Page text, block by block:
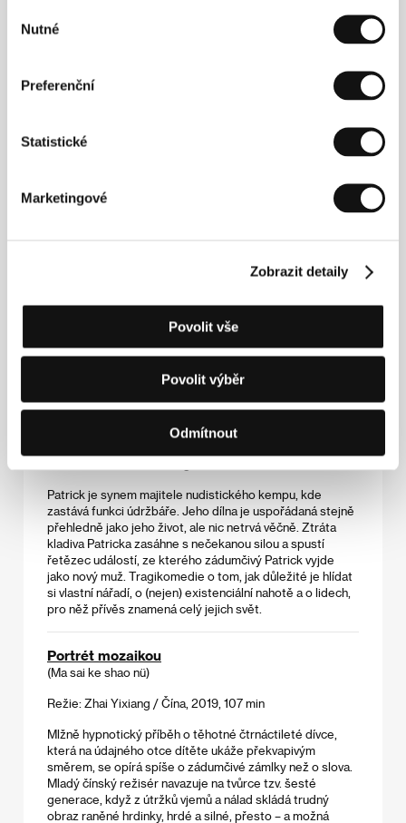
souhlasu
Nutné
Preferenční
Statistické
Marketingové
Zobrazit detaily
Povolit vše
Povolit výběr
Odmítnout
okolí je dobrá jen na to, aby dala slevu na květiny či rakev.
Jednoho dne ale do márnice doputuje tělo, které nepatří
Mysteriózně něžný a hořce humorný snímek o touze
Otec
Režie: Kristina Grozeva, Petar Valchanov / Bulharsko,
Řecko, 2019, 90 min
pomocí známého senzibila hodlá se ženou navázat
zarputile trvá na svém… Intimní rodinné drama o
nelehkém hledání cesty k našim nejbližším, v němž
nechybí pečlivě vystavěné absurdní či komické situace,
charakteristické pro rukopis této bulharské tvůrčí
Patrick
Patrick je synem majitele nudistického kempu, kde
zastává funkci údržbáře. Jeho dílna je uspořádaná stejně
přehledně jako jeho život, ale nic netrvá věčně. Ztráta
kladiva Patricka zasáhne s nečekanou silou a spustí
řetězec událostí, ze kterého zádumčivý Patrick vyjde
jako nový muž. Tragikomedie o tom, jak důležité je hlídat
si vlastní nářadí, o (nejen) existenciální nahotě a o lidech,
pro něž přívěs znamená celý jejich svět.
Portrét mozaikou
(Ma sai ke shao nü)
Režie: Zhai Yixiang / Čína, 2019, 107 min
Mlžně hypnotický příběh o těhotné čtrnáctileté dívce,
která na údajného otce dítěte ukáže překvapivým
směrem, se opírá spíše o zádumčivé zámlky než o slova.
Mladý čínský režisér navazuje na tvůrce tzv. šesté
generace, když z útržků vjemů a nálad skládá trudný
obraz raněné hrdinky, hrdé a silné, přesto – a možná